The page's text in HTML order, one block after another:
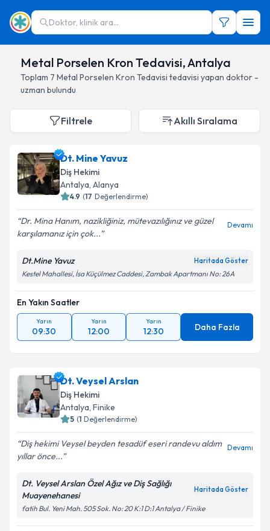
Doktor, klinik ara...
Metal Porselen Kron Tedavisi, Antalya
Toplam 7 Metal Porselen Kron Tedavisi tedavisi yapan doktor -
uzman bulundu
Filtrele Akıllı Sıralama
Dt. Mine Yavuz
Diş Hekimi
Antalya, Alanya
4.9 (17 Değerlendirme)
Dr. Mina Hanım, nazikliğiniz, mütevazılığınız ve güzel
karşılamanız için çok...
Devamı
Dt.Mine Yavuz Haritada Göster
Kestel Mahallesi, İsa Küçülmez Caddesi, Zambak Apartmanı No: 26A
En Yakın Saatler
Yarın
09:30
Yarın
12:00
Yarın
12:30 Daha Fazla
Dt. Veysel Arslan
Diş Hekimi
Antalya, Finike
5 (1 Değerlendirme)
Diş hekimi Veysel beyden tesadüf eseri randevu aldım
yıllar önce...
Devamı
Dt. Veysel Arslan Özel Ağız ve Diş Sağlığı
Muayenehanesi
Haritada Göster
fatih Bul. Yeni Mah. 505 Sok. No: 20 K:1 D:1 Antalya / Finike